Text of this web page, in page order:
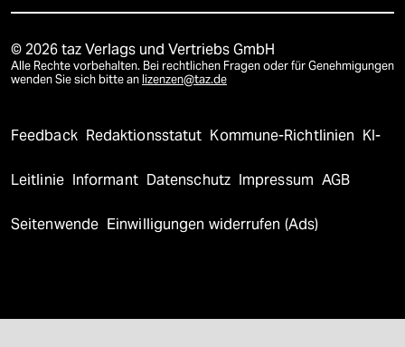
© 2026 taz Verlags und Vertriebs GmbH
Alle Rechte vorbehalten. Bei rechtlichen Fragen oder für Genehmigungen
wenden Sie sich bitte an lizenzen@taz.de
Feedback Redaktionsstatut Kommune-Richtlinien KI-
Leitlinie Informant Datenschutz Impressum AGB
Seitenwende Einwilligungen widerrufen (Ads)